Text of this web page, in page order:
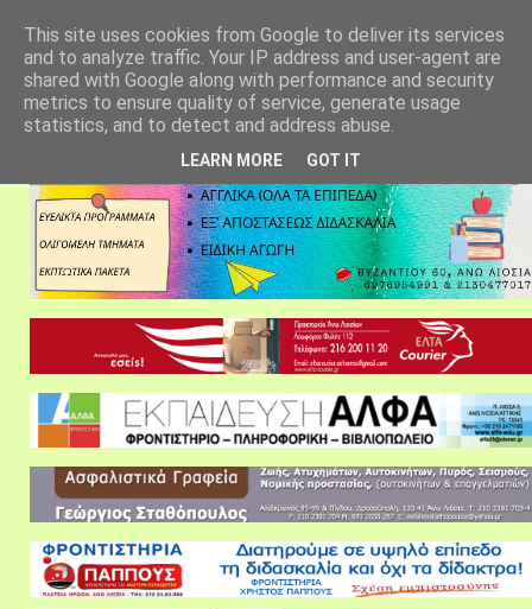
This site uses cookies from Google to deliver its services
and to analyze traffic. Your IP address and user-agent are
shared with Google along with performance and security
metrics to ensure quality of service, generate usage
statistics, and to detect and address abuse.
LEARN MORE GOT IT